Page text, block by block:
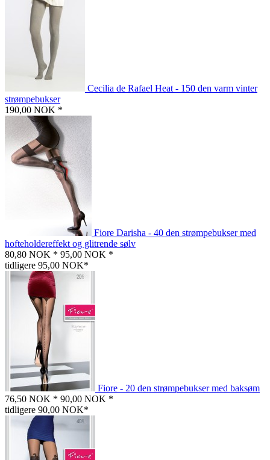
Cecilia de Rafael Heat - 150 den varm vinter
strømpebukser
190,00 NOK *
Fiore Darisha - 40 den strømpebukser med
hofteholdereffekt og glitrende sølv
80,80 NOK * 95,00 NOK *
tidligere 95,00 NOK*
Fiore - 20 den strømpebukser med baksøm
76,50 NOK * 90,00 NOK *
tidligere 90,00 NOK*